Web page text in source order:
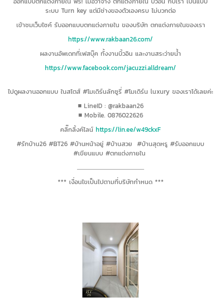
ระบบ Turn key แต่มีช่างของตัวเองครบ ไม่บวกต่อ
เข้าชมเว็บไซค์ รับออกแบบตกแต่งภายใน ของบริษัท ตกแต่งภายในของเรา
https://www.rakbaan26.com/
ผลงานอัพเดทที่เฟสบุ๊ค ทั้งงานบิ้วอิน และงานสระว่ายน้ำ
https://www.facebook.com/jacuzzi.alldream/
ไปดูผลงานออกแบบ ในสไตส์ #โมเดิร์นลักซูรี่ #โมเดิร์น luxury ของเราได้เลยค่ะ
■ LineID : @rakbaan26
■ Mobile. 0876022626
คลิ๊กลิ้งค์ไลน์ https://lin.ee/w49ckxF
#รักบ้าน26 #BT26 #บ้านหน้าอยู่ #บ้านสวย #บ้านสุดหรู #รับออกแบบ
#เขียนแบบ #ตกแต่งภายใน
....................................................................
*** เงื่อนไขเป็นไปตามที่บริษัทกำหนด ***